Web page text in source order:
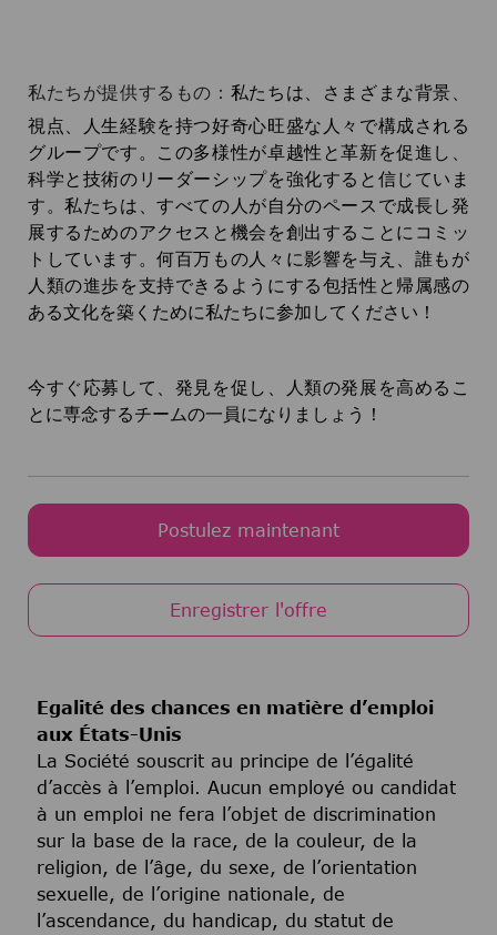
私たちが提供するもの： 私たちは、さまざまな背景、
視点、人生経験を持つ好奇心旺盛な人々で構成される
グループです。この多様性が卓越性と革新を促進し、
科学と技術のリーダーシップを強化すると信じていま
す。私たちは、すべての人が自分のペースで成長し発
展するためのアクセスと機会を創出することにコミッ
トしています。何百万もの人々に影響を与え、誰もが
人類の進歩を支持できるようにする包括性と帰属感の
ある文化を築くために私たちに参加してください！
今すぐ応募して、発見を促し、人類の発展を高めるこ
とに専念するチームの一員になりましょう！
Postulez maintenant
Enregistrer l'offre
Egalité des chances en matière d’emploi
aux États-Unis
La Société souscrit au principe de l’égalité
d’accès à l’emploi. Aucun employé ou candidat
à un emploi ne fera l’objet de discrimination
sur la base de la race, de la couleur, de la
religion, de l’âge, du sexe, de l’orientation
sexuelle, de l’origine nationale, de
l’ascendance, du handicap, du statut de